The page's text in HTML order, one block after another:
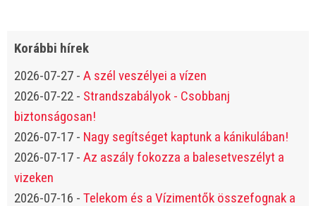
Korábbi hírek
2026-07-27 - A szél veszélyei a vízen
2026-07-22 - Strandszabályok - Csobbanj
biztonságosan!
2026-07-17 - Nagy segítséget kaptunk a kánikulában!
2026-07-17 - Az aszály fokozza a balesetveszélyt a
vizeken
2026-07-16 - Telekom és a Vízimentők összefognak a